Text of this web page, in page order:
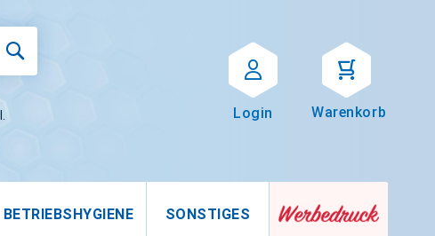
Login Warenkorb
BETRIEBSHYGIENE SONSTIGES